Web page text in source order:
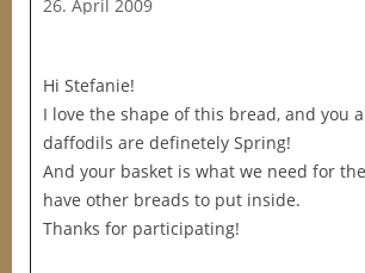
26. April 2009
Hi Stefanie!
I love the shape of this bread, and you
daffodils are definetely Spring!
And your basket is what we need for
have other breads to put inside.
Thanks for participating!